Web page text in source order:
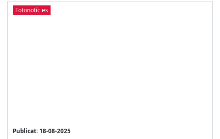
Fotonotícies
Publicat: 18-08-2025